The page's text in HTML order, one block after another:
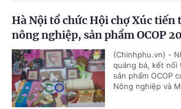
Hà Nội tổ chức Hội chợ Xúc tiến
nông nghiệp, sản phẩm OCOP
(Chinhphu.vn) -
quảng bá, kết nối
sản phẩm OCOP
Nông nghiệp và